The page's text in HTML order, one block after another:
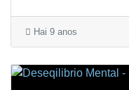
Hai 9 anos